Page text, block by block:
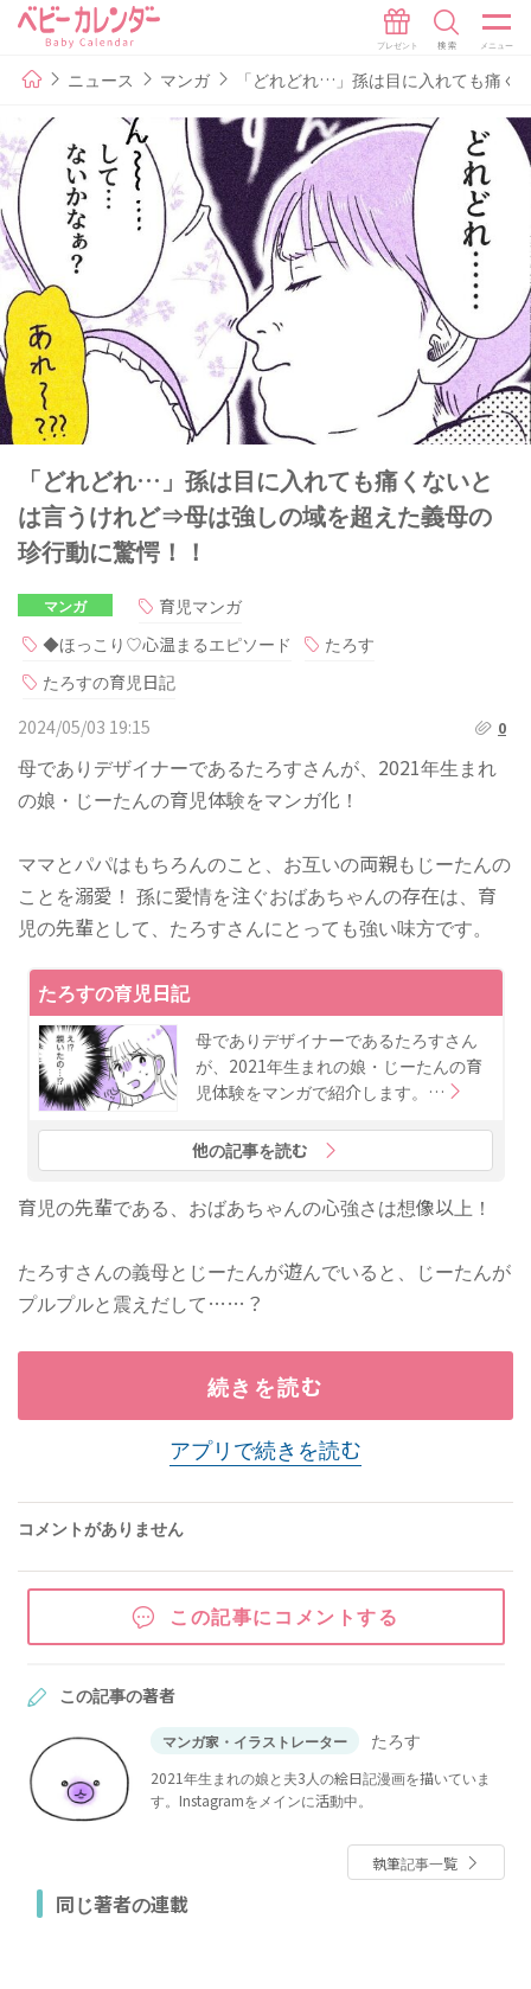
ニュース マンガ 「どれどれ…」孫は目に入れても痛
「どれどれ…」孫は目に入れても痛くないと
は言うけれど⇒母は強しの域を超えた義母の
珍行動に驚愕！！
マンガ
育児マンガ
◆ほっこり♡心温まるエピソード
たろす
たろすの育児日記
2024/05/03 19:15
0
母でありデザイナーであるたろすさんが、2021年生まれ
の娘・じーたんの育児体験をマンガ化！
ママとパパはもちろんのこと、お互いの両親もじーたんの
ことを溺愛！ 孫に愛情を注ぐおばあちゃんの存在は、育
児の先輩として、たろすさんにとっても強い味方です。
たろすの育児日記
母でありデザイナーであるたろすさん
が、2021年生まれの娘・じーたんの育
児体験をマンガで紹介します。…
他の記事を読む
育児の先輩である、おばあちゃんの心強さは想像以上！
たろすさんの義母とじーたんが遊んでいると、じーたんが
プルプルと震えだして……？
続きを読む
アプリで続きを読む
コメントがありません
この記事にコメントする
この記事の著者
マンガ家・イラストレーター たろす
2021年生まれの娘と夫3人の絵日記漫画を描いていま
す。Instagramをメインに活動中。
執筆記事一覧
同じ著者の連載